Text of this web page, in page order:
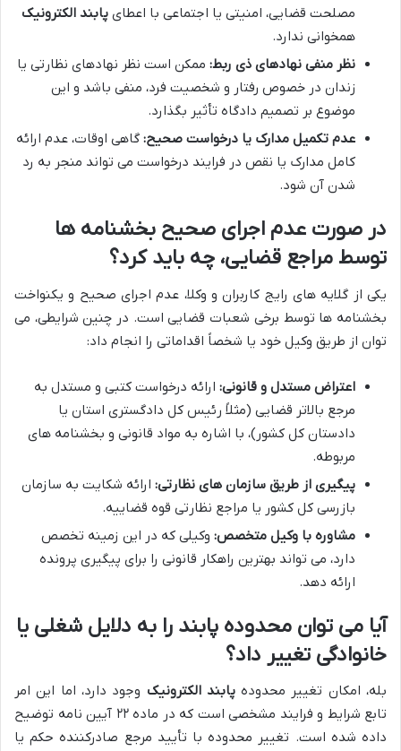
مصلحت قضایی، امنیتی یا اجتماعی با اعطای پابند الکترونیک
همخوانی ندارد.
نظر منفی نهادهای ذی ربط: ممکن است نظر نهادهای نظارتی یا
زندان در خصوص رفتار و شخصیت فرد، منفی باشد و این
موضوع بر تصمیم دادگاه تأثیر بگذارد.
عدم تکمیل مدارک یا درخواست صحیح: گاهی اوقات، عدم ارائه
کامل مدارک یا نقص در فرایند درخواست می تواند منجر به رد
شدن آن شود.
در صورت عدم اجرای صحیح بخشنامه ها
توسط مراجع قضایی، چه باید کرد؟
یکی از گلایه های رایج کاربران و وکلا، عدم اجرای صحیح و یکنواخت
بخشنامه ها توسط برخی شعبات قضایی است. در چنین شرایطی، می
توان از طریق وکیل خود یا شخصاً اقداماتی را انجام داد:
اعتراض مستدل و قانونی: ارائه درخواست کتبی و مستدل به
مرجع بالاتر قضایی (مثلاً رئیس کل دادگستری استان یا
دادستان کل کشور)، با اشاره به مواد قانونی و بخشنامه های
مربوطه.
پیگیری از طریق سازمان های نظارتی: ارائه شکایت به سازمان
بازرسی کل کشور یا مراجع نظارتی قوه قضاییه.
مشاوره با وکیل متخصص: وکیلی که در این زمینه تخصص
دارد، می تواند بهترین راهکار قانونی را برای پیگیری پرونده
ارائه دهد.
آیا می توان محدوده پابند را به دلایل شغلی یا
خانوادگی تغییر داد؟
بله، امکان تغییر محدودهپابند الکترونیک وجود دارد، اما این امر
تابع شرایط و فرایند مشخصی است که در ماده ۲۲ آیین نامه توضیح
داده شده است. تغییر محدوده با تأیید مرجع صادرکننده حکم یا